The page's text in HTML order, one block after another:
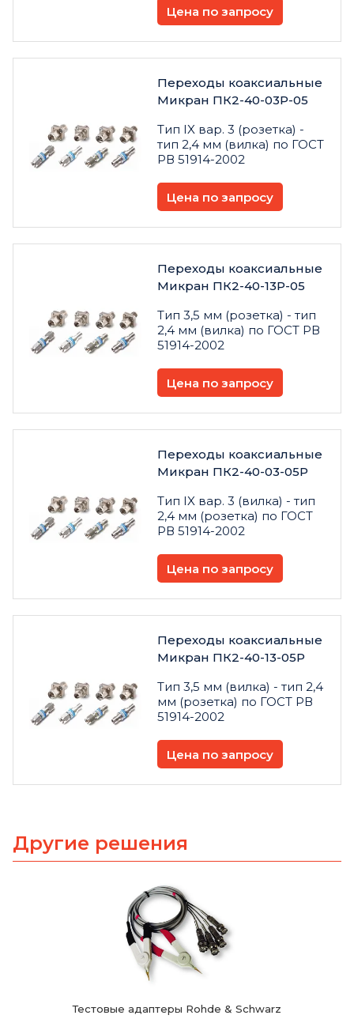
Цена по запросу
Переходы коаксиальные
Микран ПК2-40-03Р-05
Тип IX вар. 3 (розетка) -
тип 2,4 мм (вилка) по ГОСТ
РВ 51914-2002
Цена по запросу
Переходы коаксиальные
Микран ПК2-40-13Р-05
Тип 3,5 мм (розетка) - тип
2,4 мм (вилка) по ГОСТ РВ
51914-2002
Цена по запросу
Переходы коаксиальные
Микран ПК2-40-03-05Р
Тип IX вар. 3 (вилка) - тип
2,4 мм (розетка) по ГОСТ
РВ 51914-2002
Цена по запросу
Переходы коаксиальные
Микран ПК2-40-13-05Р
Тип 3,5 мм (вилка) - тип 2,4
мм (розетка) по ГОСТ РВ
51914-2002
Цена по запросу
Другие решения
Тестовые адаптеры Rohde & Schwarz